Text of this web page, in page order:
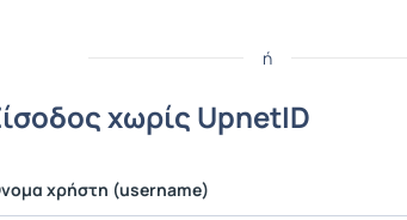
ή
χωρίς UpnetID
χρήστη (username)